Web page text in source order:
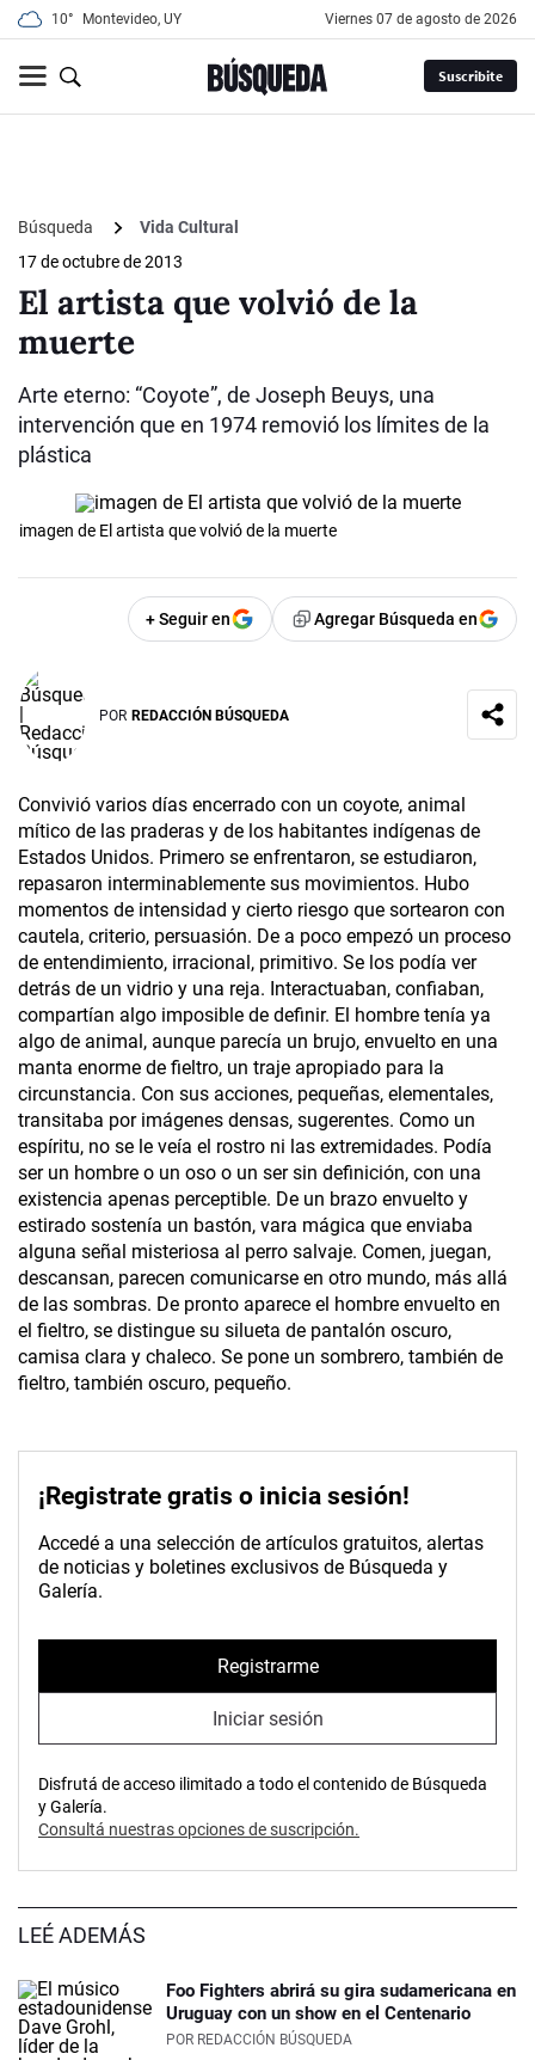
10° Montevideo, UY viernes 07 de agosto de 2026
Suscribite
Búsqueda
Vida Cultural
17 de octubre de 2013
El artista que volvió de la
muerte
Arte eterno: “Coyote”, de Joseph Beuys, una
intervención que en 1974 removió los límites de la
plástica
imagen de El artista que volvió de la muerte
+ Seguir en Agregar Búsqueda en
POR REDACCIÓN BÚSQUEDA
Convivió varios días encerrado con un coyote, animal
mítico de las praderas y de los habitantes indígenas de
Estados Unidos. Primero se enfrentaron, se estudiaron,
repasaron interminablemente sus movimientos. Hubo
momentos de intensidad y cierto riesgo que sortearon con
cautela, criterio, persuasión. De a poco empezó un proceso
de entendimiento, irracional, primitivo. Se los podía ver
detrás de un vidrio y una reja. Interactuaban, confiaban,
compartían algo imposible de definir. El hombre tenía ya
algo de animal, aunque parecía un brujo, envuelto en una
manta enorme de fieltro, un traje apropiado para la
circunstancia. Con sus acciones, pequeñas, elementales,
transitaba por imágenes densas, sugerentes. Como un
espíritu, no se le veía el rostro ni las extremidades. Podía
ser un hombre o un oso o un ser sin definición, con una
existencia apenas perceptible. De un brazo envuelto y
estirado sostenía un bastón, vara mágica que enviaba
alguna señal misteriosa al perro salvaje. Comen, juegan,
descansan, parecen comunicarse en otro mundo, más allá
de las sombras. De pronto aparece el hombre envuelto en
el fieltro, se distingue su silueta de pantalón oscuro,
camisa clara y chaleco. Se pone un sombrero, también de
fieltro, también oscuro, pequeño.
¡Registrate gratis o inicia sesión!
Accedé a una selección de artículos gratuitos, alertas
de noticias y boletines exclusivos de Búsqueda y
Galería.
Registrarme
Iniciar sesión
Disfrutá de acceso ilimitado a todo el contenido de Búsqueda
y Galería.
Consultá nuestras opciones de suscripción.
LEÉ ADEMÁS
Foo Fighters abrirá su gira sudamericana en
Uruguay con un show en el Centenario
POR REDACCIÓN BÚSQUEDA